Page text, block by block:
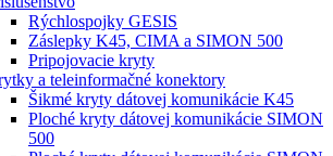
Rýchlospojky GESIS
Záslepky K45, CIMA a SIMON 500
Pripojovacie kryty
a teleinformačné konektory
Šikmé kryty dátovej komunikácie K45
Ploché kryty dátovej komunikácie SIMON
500